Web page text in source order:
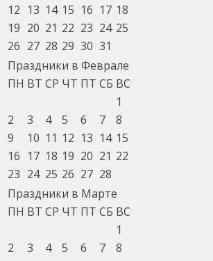
12 13 14 15 16 17 18
19 20 21 22 23 24 25
26 27 28 29 30 31
Праздники в Феврале
ПН ВТ СР ЧТ ПТ СБ ВС
1
2
3 4 5 6 7
8
9
10 11 12 13 14 15
16 17 18 19 20 21 22
23 24 25 26 27 28
Праздники в Марте
ПН ВТ СР ЧТ ПТ СБ ВС
1
2
3 4 5 6 7
8